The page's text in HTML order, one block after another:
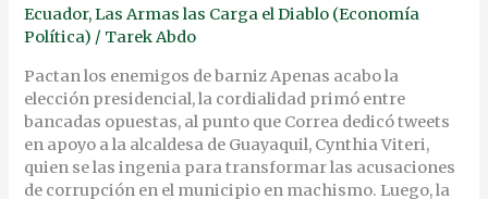
Ecuador,Las Armas las Carga el Diablo (Economía
Política) / Tarek Abdo
Pactan los enemigos de barniz Apenas acabo la
elección presidencial, la cordialidad primó entre
bancadas opuestas, al punto que Correa dedicó tweets
en apoyo a la alcaldesa de Guayaquil, Cynthia Viteri,
quien se las ingenia para transformar las acusaciones
de corrupción en el municipio en machismo. Luego, la
HAY
UNA
ELECCIÓN